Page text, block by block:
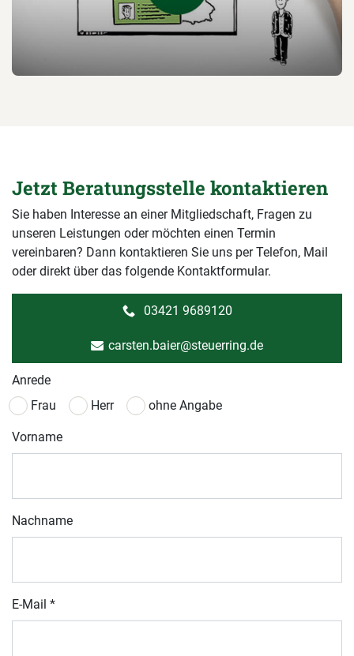
Jetzt Beratungsstelle kontaktieren
Sie haben Interesse an einer Mitgliedschaft, Fragen zu
unseren Leistungen oder möchten einen Termin
vereinbaren? Dann kontaktieren Sie uns per Telefon, Mail
oder direkt über das folgende Kontaktformular.
03421 9689120
carsten.baier@steuerring.de
Anrede
Frau
Herr ohne Angabe
Vorname
Nachname
E-Mail *